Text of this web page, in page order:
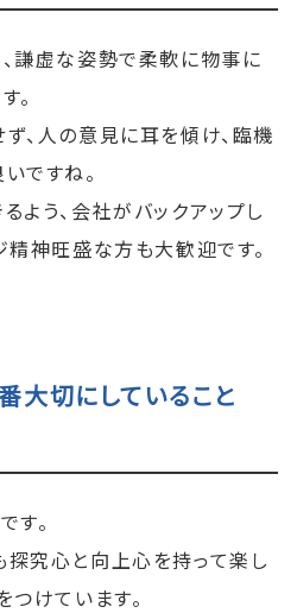
謙虚な姿勢で柔軟に物事に
。
、人の意見に耳を傾け、臨機
ですね。
よう、会社がバックアップし
精神旺盛な方も大歓迎です。
大切にしていること
す。
究心と向上心を持って楽し
つけています。